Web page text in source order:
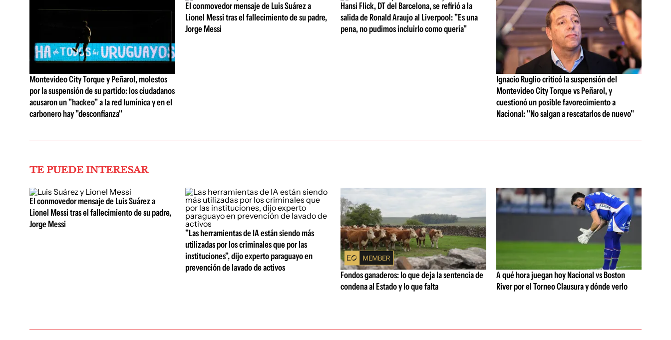
Montevideo City Torque y Peñarol, molestos
por la suspensión de su partido: los ciudadanos
acusaron un "hackeo" a la red lumínica y en el
carbonero hay "desconfianza"
El conmovedor mensaje de Luis Suárez a
Lionel Messi tras el fallecimiento de su padre,
Jorge Messi
Hansi Flick, DT del Barcelona, se refirió a la
salida de Ronald Araujo al Liverpool: "Es una
pena, no pudimos incluirlo como quería"
Ignacio Ruglio criticó la suspensión del
Montevideo City Torque vs Peñarol, y
cuestionó un posible favorecimiento a
Nacional: "No salgan a rescatarlos de nuevo"
TE PUEDE INTERESAR
El conmovedor mensaje de Luis Suárez a
Lionel Messi tras el fallecimiento de su padre,
Jorge Messi
"Las herramientas de IA están siendo más
utilizadas por los criminales que por las
instituciones", dijo experto paraguayo en
prevención de lavado de activos
Fondos ganaderos: lo que deja la sentencia de
condena al Estado y lo que falta
A qué hora juegan hoy Nacional vs Boston
River por el Torneo Clausura y dónde verlo